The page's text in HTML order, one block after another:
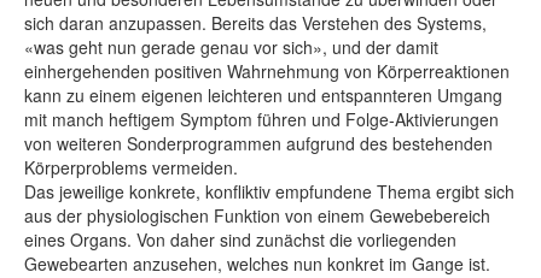
sich daran anzupassen. Bereits das Verstehen des Systems,
«was geht nun gerade genau vor sich», und der damit
einhergehenden positiven Wahrnehmung von Körperreaktionen
kann zu einem eigenen leichteren und entspannteren Umgang
mit manch heftigem Symptom führen und Folge-Aktivierungen
von weiteren Sonderprogrammen aufgrund des bestehenden
Körperproblems vermeiden.
Das jeweilige konkrete, konfliktiv empfundene Thema ergibt sich
aus der physiologischen Funktion von einem Gewebebereich
eines Organs. Von daher sind zunächst die vorliegenden
Gewebearten anzusehen, welches nun konkret im Gange ist.